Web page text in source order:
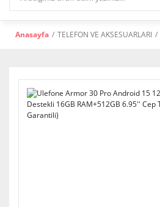
Anasayfa TELEFON VE AKSESUARLARI